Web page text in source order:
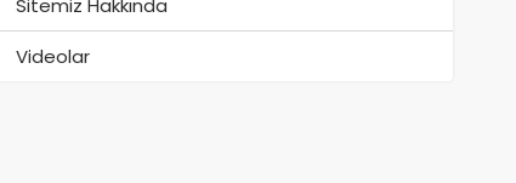
Sitemiz Hakkında
Videolar